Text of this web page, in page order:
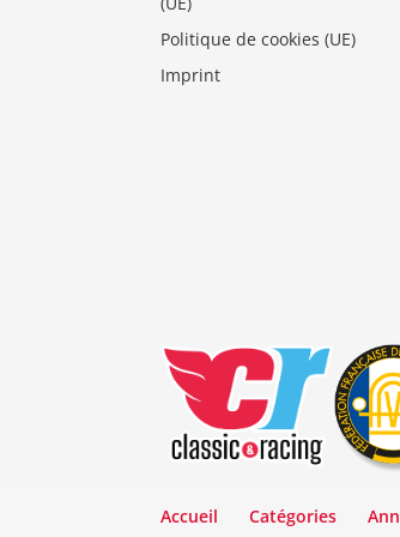
Politique de cookies (UE)
Imprint
Accueil Catégories